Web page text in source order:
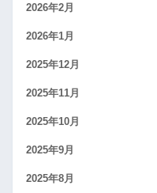
2026年2月
2026年1月
2025年12月
2025年11月
2025年10月
2025年9月
2025年8月